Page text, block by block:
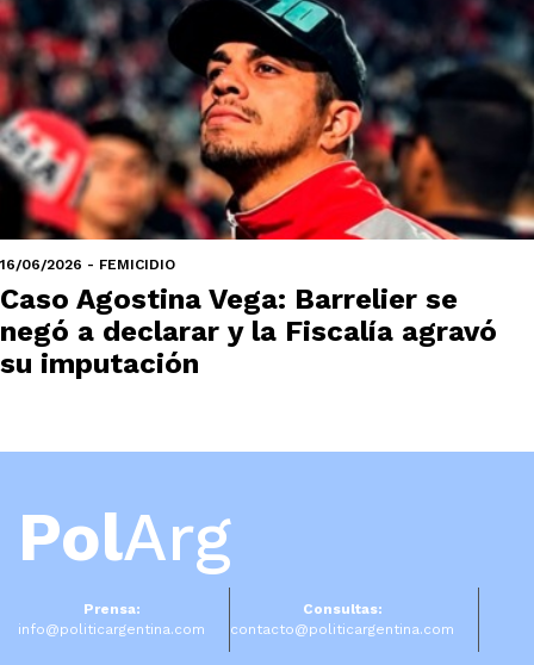
16/06/2026 - FEMICIDIO
Caso Agostina Vega: Barrelier se
negó a declarar y la Fiscalía agravó
su imputación
PolArg
Prensa:
info@politicargentina.com
Consultas:
contacto@politicargentina.com